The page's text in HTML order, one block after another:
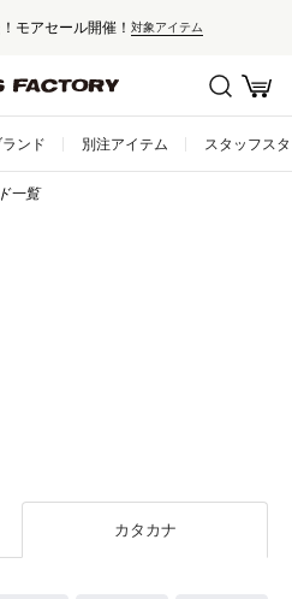
モアセール開催！ 対象アイテム
ランド 別注アイテム スタッフス
一覧
カタカナ